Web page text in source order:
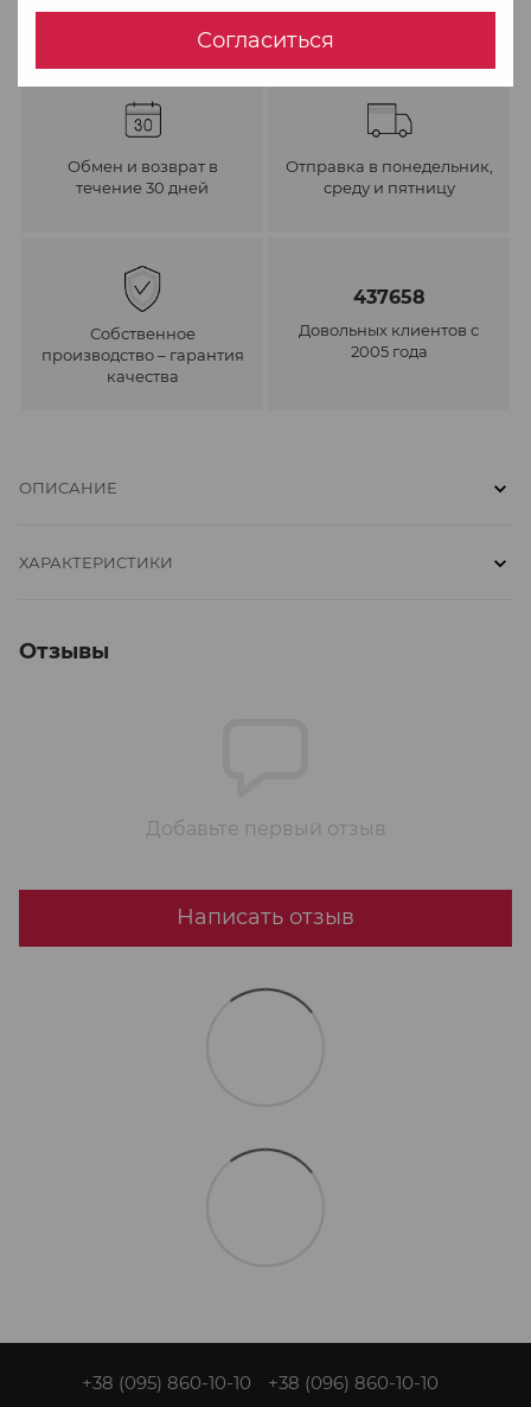
Согласиться
Обмен и возврат в
течение 30 дней
Отправка в понедельник,
среду и пятницу
Собственное
производство – гарантия
качества
437658
Довольных клиентов с
2005 года
ОПИСАНИЕ
ХАРАКТЕРИСТИКИ
Отзывы
Добавьте первый отзыв
Написать отзыв
+38 (095) 860-10-10
+38 (096) 860-10-10